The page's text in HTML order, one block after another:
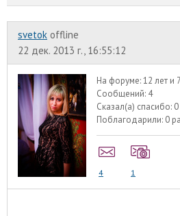
svetok offline
22 дек. 2013 г., 16:55:12
На форуме:12 лет и
Сообщений: 4
Сказал(а) спасибо:
Поблагодарили: 0
4 1